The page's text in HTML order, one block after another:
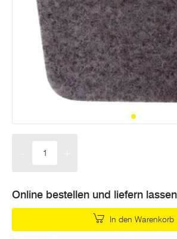
Online bestellen und liefern lassen
In den Warenkorb